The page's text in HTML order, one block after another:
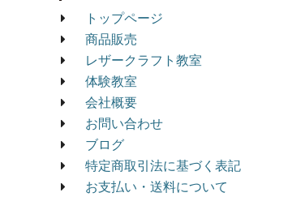
トップページ
商品販売
レザークラフト教室
体験教室
会社概要
お問い合わせ
ブログ
特定商取引法に基づく表記
お支払い・送料について